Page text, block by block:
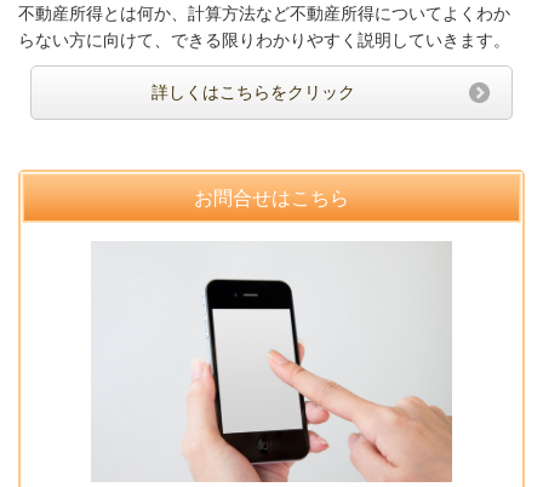
不動産所得とは何か、計算方法など不動産所得についてよくわか
らない方に向けて、できる限りわかりやすく説明していきます。
詳しくはこちらをクリック
お問合せはこちら